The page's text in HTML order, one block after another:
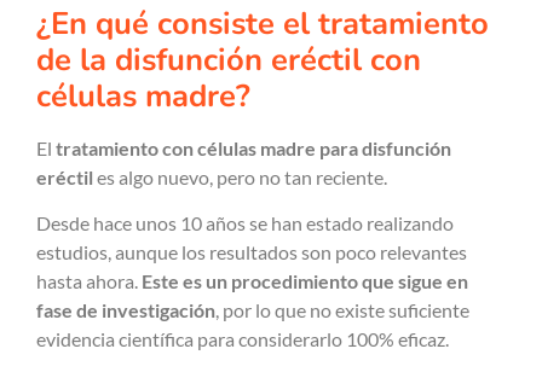
¿En qué consiste el tratamiento
de la disfunción eréctil con
células madre?
El tratamiento con células madre para disfunción
eréctil es algo nuevo, pero no tan reciente.
Desde hace unos 10 años se han estado realizando
estudios, aunque los resultados son poco relevantes
hasta ahora. Este es un procedimiento que sigue en
fase de investigación, por lo que no existe suficiente
evidencia científica para considerarlo 100% eficaz.